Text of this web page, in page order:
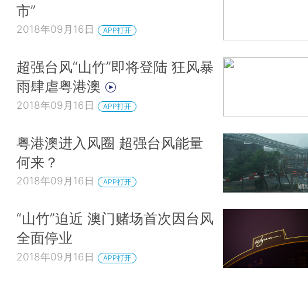
市”
2018年09月16日 APP打开
超强台风“山竹”即将登陆 狂风暴
雨肆虐粤港澳
2018年09月16日 APP打开
粤港澳进入风圈 超强台风能量
何来？
2018年09月16日 APP打开
“山竹”迫近 澳门赌场首次因台风
全面停业
2018年09月16日 APP打开